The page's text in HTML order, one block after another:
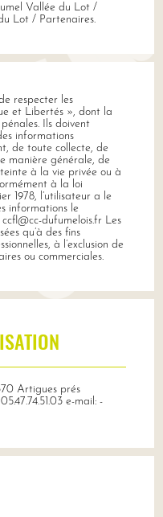
Vallée du Lot /
Lot / Partenaires.
respecter les
et Libertés », dont la
Ils doivent
informations
de toute collecte, de
manière générale, de
à la vie privée ou à
à la loi
1978, l’utilisateur a le
informations le
dufumelois.fr Les
qu’à des fins
à l’exclusion de
ou commerciales.
Artigues prés
e-mail: -